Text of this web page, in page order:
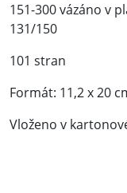
151-300 vázáno v
131/150
101 stran
Formát: 11,2 x 20
Vloženo v